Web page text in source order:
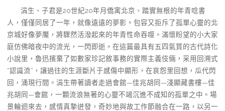
涓生、子君是20世紀20年月僑寓北京、踏實無根的年青唸書
人，僅僅同居了一年，就像遠遠的夢影。包容又拒斥了孤單心靈的北
京城好像夢魘，將驟然活潑起來的年青性命吞噬。滿懷盼望的小大家
庭仿佛暗夜中的流光，一閃即逝。在這篇最具有五四氣質的古代詩化
小說里，魯迅擯棄了如數家珍記敘事務的實際主義伎倆，采用回溯式
“認識流”，讓過往的生涯斷片于感傷中顯形，在哀怨里回想，瓜代閃
回，涌現行間。涓生帶著讀者走過會館—佳兆胡同—淺顯藏書樓—佳
兆胡同—會館，一顆流浪無著的心靈不竭沉進不成知的孤單之中。場
景輪迴來去，感情真摯迸發，奇妙地與故工作節融合在一路，以另一